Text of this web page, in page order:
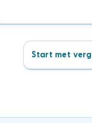
Start met